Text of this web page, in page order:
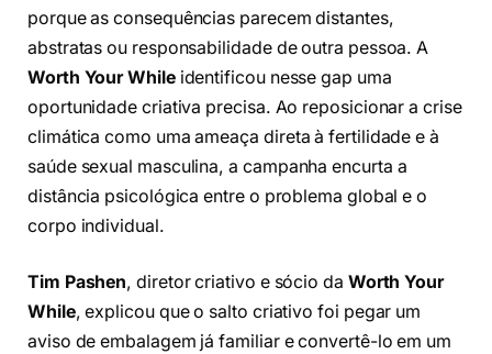
porque as consequências parecem distantes,
abstratas ou responsabilidade de outra pessoa. A
Worth Your Whileidentificou nesse gap uma
oportunidade criativa precisa. Ao reposicionar a crise
climática como uma ameaça direta à fertilidade e à
saúde sexual masculina, a campanha encurta a
distância psicológica entre o problema global e o
corpo individual.
Tim Pashen, diretor criativo e sócio da Worth Your
While, explicou que o salto criativo foi pegar um
aviso de embalagem já familiar e convertê-lo em um